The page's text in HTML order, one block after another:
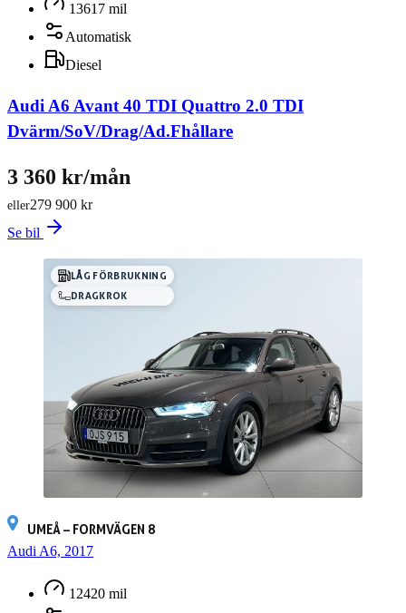
13617 mil
Automatisk
Diesel
Audi A6 Avant 40 TDI Quattro 2.0 TDI
Dvärm/SoV/Drag/Ad.Fhållare
279 900 kr
eller
3 360 kr/mån
Se bil
LÅG FÖRBRUKNING
DRAGKROK
UMEÅ – FORMVÄGEN 8
Audi A6, 2017
12420 mil